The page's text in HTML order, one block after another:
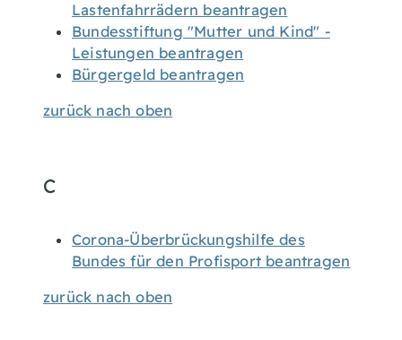
Lastenfahrrädern beantragen
Bundesstiftung "Mutter und Kind" -
Leistungen beantragen
Bürgergeld beantragen
zurück nach oben
C
Corona-Überbrückungshilfe des
Bundes für den Profisport beantragen
zurück nach oben